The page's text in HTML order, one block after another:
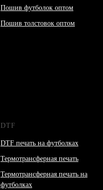
Пошив футболок оптом
Пошив толстовок оптом
DTF
DTF печать на футболках
Термотрансферная печать
Термотрансферная печать на
футболках